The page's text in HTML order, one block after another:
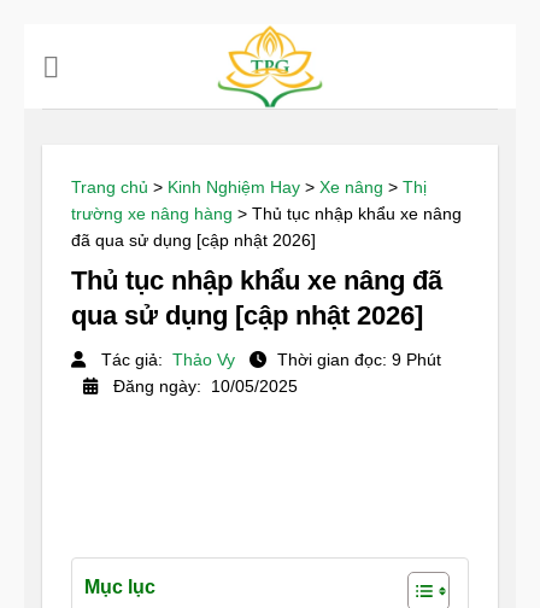
Trang chủ > Kinh Nghiệm Hay > Xe nâng > Thị
trường xe nâng hàng > Thủ tục nhập khẩu xe nâng
đã qua sử dụng [cập nhật 2026]
Thủ tục nhập khẩu xe nâng đã
qua sử dụng [cập nhật 2026]
Tác giả: Thảo Vy
Thời gian đọc: 9 Phút
Đăng ngày: 10/05/2025
Mục lục